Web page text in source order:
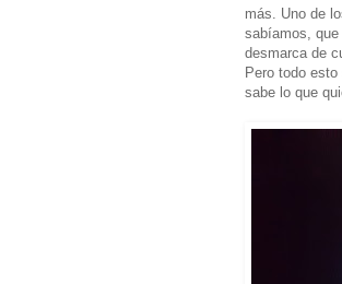
más. Uno de
sabíamos,
desmarca de
Pero todo
sabe lo que